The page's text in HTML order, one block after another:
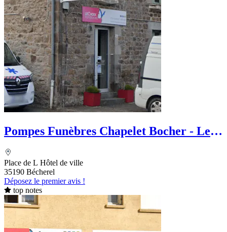
Pompes Funèbres Chapelet Bocher - Le
Place de L Hôtel de ville
35190 Bécherel
Déposez le premier avis !
top notes